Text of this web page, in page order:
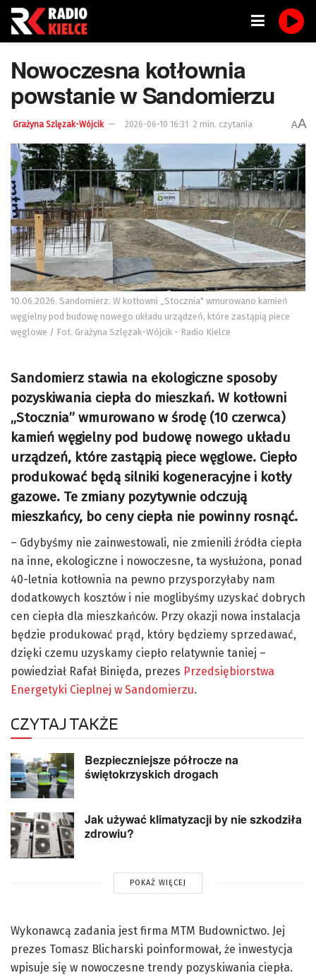
Nowoczesna kotłownia
powstanie w Sandomierzu
Grażyna Szlęzak-Wójcik 2026-06-10 16:31 2 min. czytania AA
10.06.2026. Sandomierz. W kotłowni „Stocznia" wmurowano kamień
węgielny pod budowę nowego układu urządzeń, które zastąpią piece
węglowe / Fot. Grażyna Szlęzak-Wójcik - Radio Kielce
Sandomierz stawia na ekologiczne sposoby
pozyskiwania ciepła do mieszkań. W kotłowni
„Stocznia” wmurowano w środę (10 czerwca)
kamień węgielny pod budowę nowego układu
urządzeń, które zastąpią piece węglowe. Ciepło
produkować będą silniki kogeneracyjne i kotły
gazowe. Te zmiany pozytywnie odczują
mieszkańcy, bo ceny ciepła nie powinny rosnąć.
– Gdybyśmy nie zainwestowali, nie zmienili źródła ciepła
na inne, ekologiczne i nowoczesne, ta wysłużona, ponad
40-letnia kotłownia na pewno przysporzyłaby nam
dodatkowych kosztów i nie moglibyśmy uzyskać dobrych
cen ciepła dla mieszkańców. Przy okazji nowa instalacja
będzie produkować prąd, który będziemy sprzedawać,
dzięki czemu uzyskamy ciepło relatywnie taniej –
powiedział Rafał Binięda, prezes Przedsiębiorstwa
Energetyki Cieplnej w Sandomierzu.
CZYTAJ TAKŻE
Bezpieczniejsze półrocze na
świętokrzyskich drogach
Jak używać klimatyzacji by nie szkodziła
zdrowiu?
POKAŻ WIĘCEJ
Wykonawcą zadania jest firma MTM Budownictwo. Jej
prezes Tomasz Blicharski poinformował, że inwestycja
wpisuje się w nowoczesne trendy pozyskiwania ciepła.